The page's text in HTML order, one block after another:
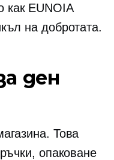
как EUNOIA
на добротата.
ден
Това
опаковане